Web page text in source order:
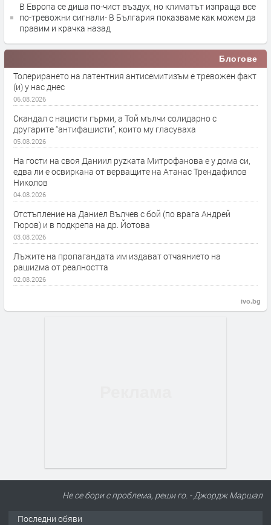
В Европа се диша по-чист въздух, но климатът изпраща все
по-тревожни сигнали- В България показваме как можем да
правим и крачка назад
Блогове
Толерирането на латентния антисемитизъм е тревожен факт
(и) у нас днес
06.08.2026
Скандал с нацисти гърми, а Той мълчи солидарно с
другарите “антифашисти”, които му гласуваха
05.08.2026
На гости на своя Даниил руzката Митрофанова е у дома си,
едва ли е освиркана от верващите на Атанас Трендафилов
Николов
04.08.2026
Отстъпление на Даниел Вълчев с бой (по врага Андрей
Гюров) и в подкрепа на др. Йотова
03.08.2026
Лъжите на пропагандата им издават отчаянието на
рашиzма от реалността
02.08.2026
ivo.bg
Не се бори с проблема, реши го. - Джордж Маршал
Последни обяви